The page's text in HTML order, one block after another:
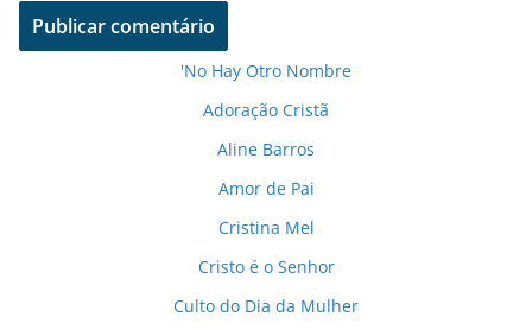
'No Hay Otro Nombre
Adoração Cristã
Aline Barros
Amor de Pai
Cristina Mel
Cristo é o Senhor
Culto do Dia da Mulher